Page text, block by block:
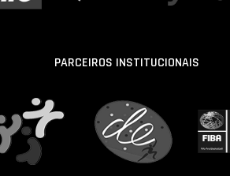
PARCEIROS INSTITUCIONAIS